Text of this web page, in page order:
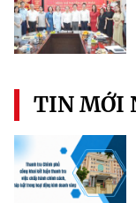
TIN MỚI